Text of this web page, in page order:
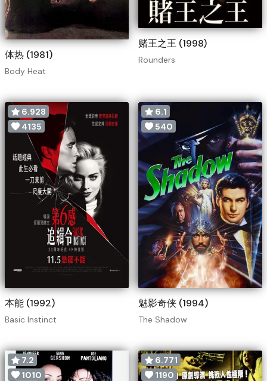
体热 (1981)
Body Heat
赌王之王 (1998)
Rounders
6.928
4135
本能 (1992)
Basic Instinct
6.1
540
魅影奇侠 (1994)
The Shadow
7.2
1010
6.771
1190